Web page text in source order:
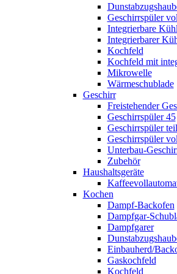
Geschirrspüler
Integrierbare
Integrierbarer
Kochfeld
Kochfeld mit
Mikrowelle
Wärmeschublade
Geschirr
Freistehender
Geschirrspüler 45
Geschirrspüler
Geschirrspüler
Unterbau-
Zubehör
Haushaltsgeräte
Kochen
Dampf-Backofen
Dampfgar-
Dampfgarer
Einbauherd/
Gaskochfeld
Kochfeld